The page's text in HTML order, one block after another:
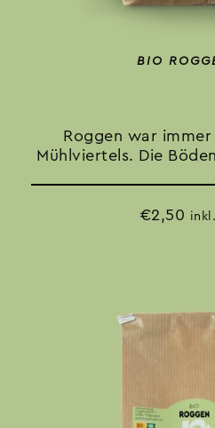
BIO
Roggen war
Mühlviertels. Die
€2,50